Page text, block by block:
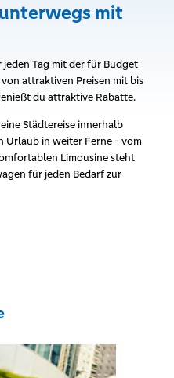
mit
Tag mit der für Budget
attraktiven Preisen mit bis
du attraktive Rabatte.
Städtereise innerhalb
Urlaub in weiter Ferne - vom
Limousine steht
für jeden Bedarf zur